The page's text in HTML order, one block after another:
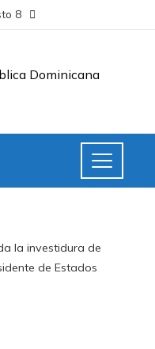
8
la investidura de
de Estados